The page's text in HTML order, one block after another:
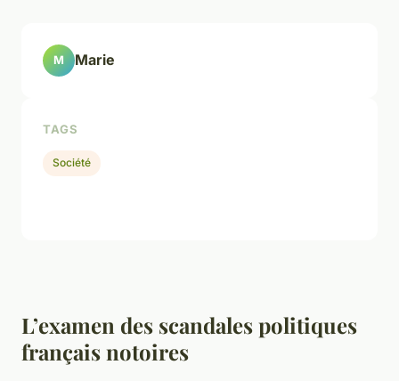
L’examen des scandales politiques
français notoires
M Marie
TAGS
Société